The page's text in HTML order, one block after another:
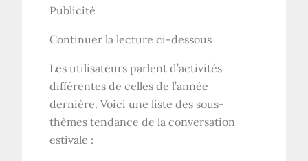
Publicité
Continuer la lecture ci-dessous
Les utilisateurs parlent d’activités
différentes de celles de l’année
dernière. Voici une liste des sous-
thèmes tendance de la conversation
estivale :